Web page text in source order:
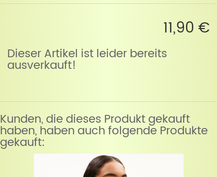
11,90 €
Dieser Artikel ist leider bereits
ausverkauft!
Kunden, die dieses Produkt gekauft
haben, haben auch folgende Produkte
gekauft: